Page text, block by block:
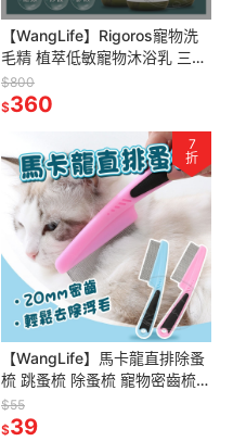
【WangLife】Rigoros寵物洗
毛精 植萃低敏寵物沐浴乳 三效
合一 雙效驅蟲 清新除臭 皮膚修
復
$800
$360
7
折
【WangLife】馬卡龍直排除蚤
梳 跳蚤梳 除蚤梳 寵物密齒梳
貓咪除蚤梳 寵物梳子 貓梳子
$55
$39